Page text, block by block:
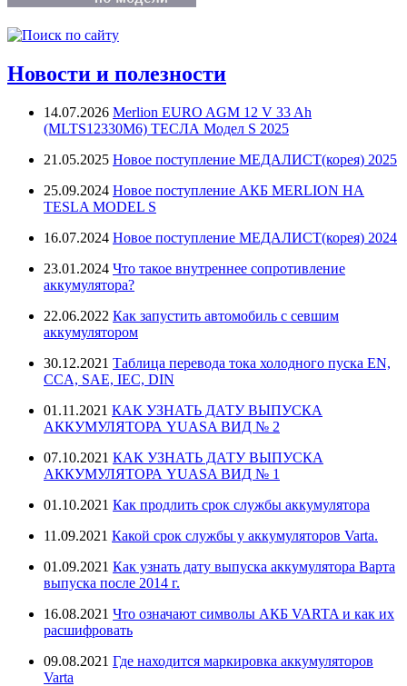
Новости и полезности
14.07.2026 Merlion EURO AGM 12 V 33 Ah
(MLTS12330M6) ТЕСЛА Модел S 2025
21.05.2025 Новое поступление МЕДАЛИСТ(корея) 2025
25.09.2024 Новое поступление АКБ MERLION НА
TESLA MODEL S
16.07.2024 Новое поступление МЕДАЛИСТ(корея) 2024
23.01.2024 Что такое внутреннее сопротивление
аккумулятора?
22.06.2022 Как запустить автомобиль с севшим
аккумулятором
30.12.2021 Таблица перевода тока холодного пуска EN,
CCA, SAE, IEC, DIN
01.11.2021 КАК УЗНАТЬ ДАТУ ВЫПУСКА
АККУМУЛЯТОРА YUASA ВИД № 2
07.10.2021 КАК УЗНАТЬ ДАТУ ВЫПУСКА
АККУМУЛЯТОРА YUASA ВИД № 1
01.10.2021 Как продлить срок службы аккумулятора
11.09.2021 Какой срок службы у аккумуляторов Varta.
01.09.2021 Как узнать дату выпуска аккумулятора Варта
выпуска после 2014 г.
16.08.2021 Что означают символы АКБ VARTA и как их
расшифровать
09.08.2021 Где находится маркировка аккумуляторов
Varta